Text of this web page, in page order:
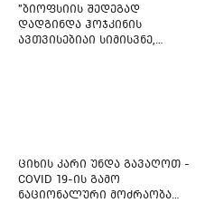
"ბიოფსიის შედეგად
დადგინდა ჰოჯკინის
ავთვისებიაი სიმისვნე,
ციხის კარი უნდა გავაღოთ -
COVID 19-ის გამო
ნაციონალური მოძრაობა